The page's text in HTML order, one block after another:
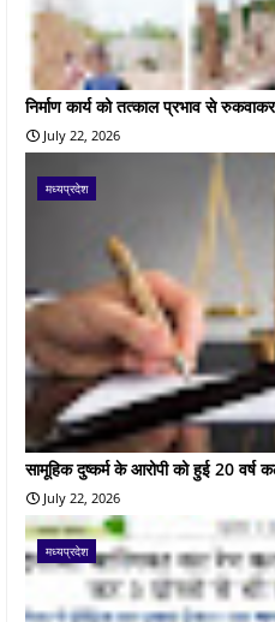
निर्माण कार्य को तत्काल प्रभाव से
July 22, 2026
मध्यप्रदेश
सामूहिक दुष्कर्म के आरोपी को हुई 20 वर्ष
July 22, 2026
मध्यप्रदेश